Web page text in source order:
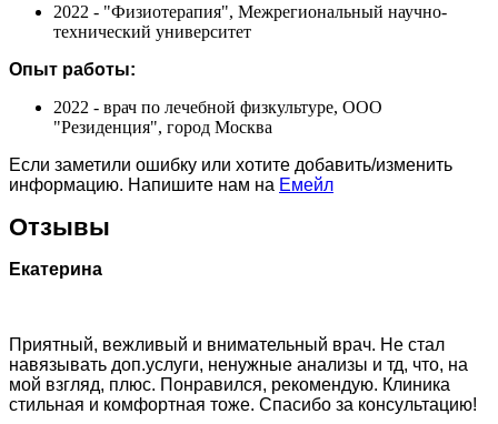
2022 - "Физиотерапия", Межрегиональный научно-
технический университет
Опыт работы:
2022 - врач по лечебной физкультуре, ООО
"Резиденция", город Москва
Если заметили ошибку или хотите добавить/изменить
информацию. Напишите нам на Емейл
Отзывы
Екатерина
Приятный, вежливый и внимательный врач. Не стал
навязывать доп.услуги, ненужные анализы и тд, что, на
мой взгляд, плюс. Понравился, рекомендую. Клиника
стильная и комфортная тоже. Спасибо за консультацию!